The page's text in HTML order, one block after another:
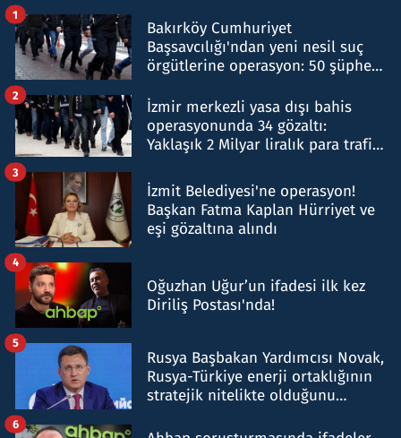
Bakırköy Cumhuriyet
Başsavcılığı'ndan yeni nesil suç
örgütlerine operasyon: 50 şüpheli
1
İzmir merkezli yasa dışı bahis
operasyonunda 34 gözaltı:
Yaklaşık 2 Milyar liralık para trafiği
2
İzmit Belediyesi'ne operasyon!
Başkan Fatma Kaplan Hürriyet ve
eşi gözaltına alındı
3
Oğuzhan Uğur’un ifadesi ilk kez
Diriliş Postası'nda!
4
Rusya Başbakan Yardımcısı Novak,
Rusya-Türkiye enerji ortaklığının
stratejik nitelikte olduğunu
5
6